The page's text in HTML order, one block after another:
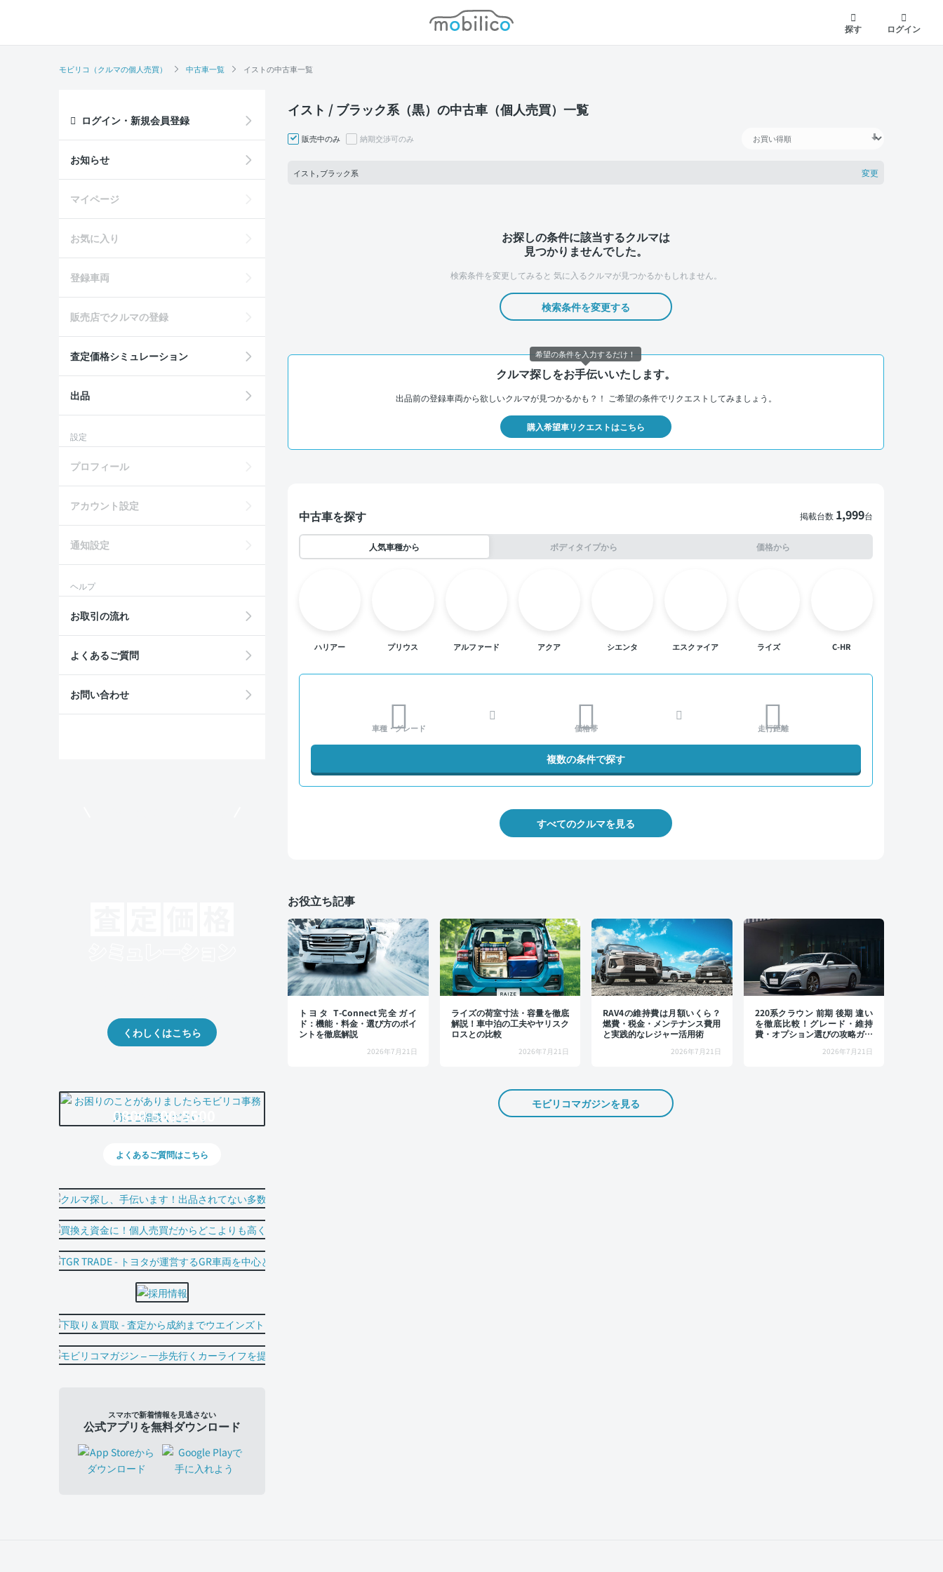
モビリコ
探す
ログイン
モビリコ（クルマの個人売買） 中古車一覧 イストの中古車一覧
イスト / ブラック系（黒）の中古車（個人売買）一覧
販売中のみ 納期交渉可のみ
イスト, ブラック系 変更
お探しの条件に該当するクルマは
見つかりませんでした。
検索条件を変更してみると 気に入るクルマが見つかるかもしれません。
検索条件を変更する
クルマ探しをお手伝いいたします。
出品前の登録車両から欲しいクルマが見つかるかも？！ ご希望の条件でリクエストしてみましょう。
購入希望車リクエストはこちら
中古車を探す 掲載台数 1,999台
人気車種から ボディタイプから 価格から
ハリアー プリウス アルファード アクア シエンタ エスクァイア ライズ C-HR
車種・グレード 価格帯 走行距離
複数の条件で探す
すべてのクルマを見る
お役立ち記事
トヨタ T-Connect完全ガイ
ド：機能・料金・選び方のポイ
ントを徹底解説
2026年7月21日
ライズの荷室寸法・容量を徹底
解説！車中泊の工夫やヤリスク
ロスとの比較
2026年7月21日
RAV4の維持費は月額いくら？
燃費・税金・メンテナンス費用
と実践的なレジャー活用術
2026年7月21日
220系クラウン 前期 後期 違い
を徹底比較！グレード・維持
費・オプション選びの攻略ガイ
2026年7月21日
モビリコマガジンを見る
ログイン・新規会員登録
お知らせ
マイページ
お気に入り
登録車両
販売店でクルマの登録
査定価格シミュレーション
出品
設定
プロフィール
アカウント設定
通知設定
ヘルプ
お取引の流れ
よくあるご質問
お問い合わせ
くわしくはこちら
0800-500-5500
よくあるご質問はこちら
スマホで新着情報を見逃さない
公式アプリを無料ダウンロード
希望の条件を入力するだけ！